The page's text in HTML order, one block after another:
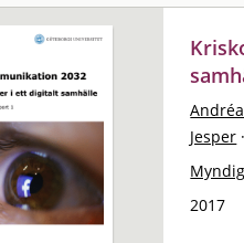
Jesper ·
2017